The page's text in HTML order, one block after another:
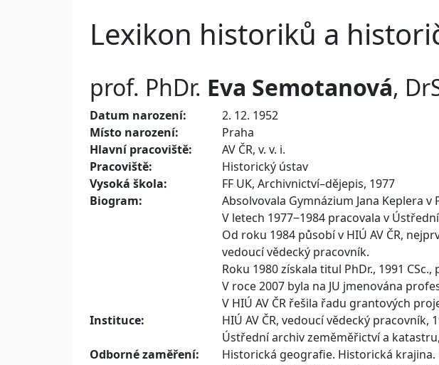
Lexikon historiků a
prof. PhDr. Eva Semotanová,
Datum narození:
2. 12. 1952
Místo narození:
Praha
Hlavní pracoviště:
AV ČR, v. v. i.
Pracoviště:
Historický ústav
Vysoká škola:
FF UK, Archivnictví–dějepis, 1977
Biogram:
Absolvovala Gymnázium Jana Keplera
V letech 1977‒1984 pracovala v
Od roku 1984 působí v HIÚ AV ČR,
vedoucí vědecký pracovník.
Roku 1980 získala titul PhDr., 1991
V roce 2007 byla na JU jmenována
V HIÚ AV ČR řešila řadu grantových
Instituce:
HIÚ AV ČR, vedoucí vědecký pracovník,
Ústřední archiv zeměměřictví a
Odborné zaměření:
Historická geografie. Historická